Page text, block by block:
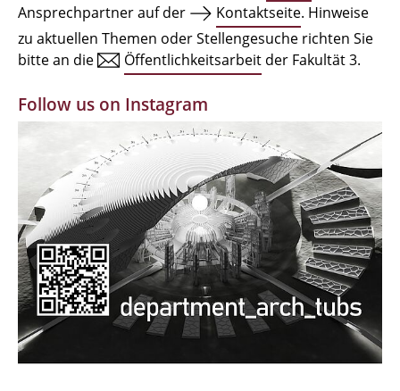
Einrichtungen
Zeichensäle
MBW | Modellbauwerkstatt
Alumni | cloud club
Dokumente und Downloads
Ansprechpartner auf der
Kontaktseite. Hinweise
zu aktuellen Themen oder Stellengesuche richten Sie
bitte an die
Öffentlichkeitsarbeit der Fakultät 3.
Follow us on Instagram